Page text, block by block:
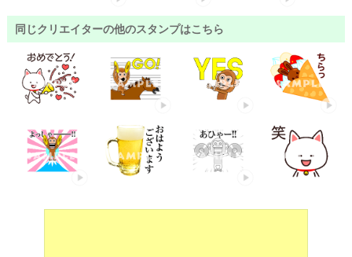
同じクリエイターの他のスタンプはこちら